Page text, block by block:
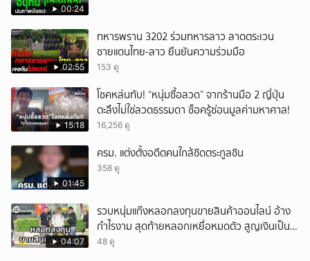
00:24
02:55
ทหารพราน 3202 ร่วมทหารลาว ลาดตระเวน
ชายแดนไทย-ลาว ยืนยันความร่วมมือ
153 ดู
15:18
โชคหล่นทับ! “หนุ่มซื้อลวด” จากร้านมือ 2 ญี่ปุ่น
ตะลึงไม่ใช่ลวดธรรมดา ช็อครู้ซ่อนมูลค่ามหาศาล!
16,256 ดู
01:45
ครม. แต่งตั้งอดีตคนใกล้ชิดตระกูลชิน
358 ดู
04:07
รวบหนุ่มแก๊งหลอกลงทุนขายสินค้าออนไลน์ อ้าง
กำไรงาม สุดท้ายหลอกเหยื่อหมดตัว สูญเงินเป็น
แสนบาท ยังให้การปฏิเสธ
48 ดู